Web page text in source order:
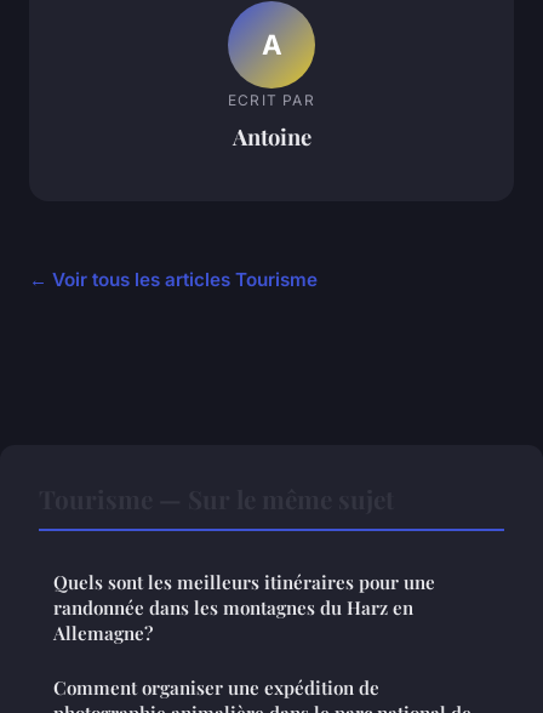
A
ECRIT PAR
Antoine
← Voir tous les articles Tourisme
Quels sont les meilleurs itinéraires pour une
randonnée dans les montagnes du Harz en
Allemagne?
Comment organiser une expédition de